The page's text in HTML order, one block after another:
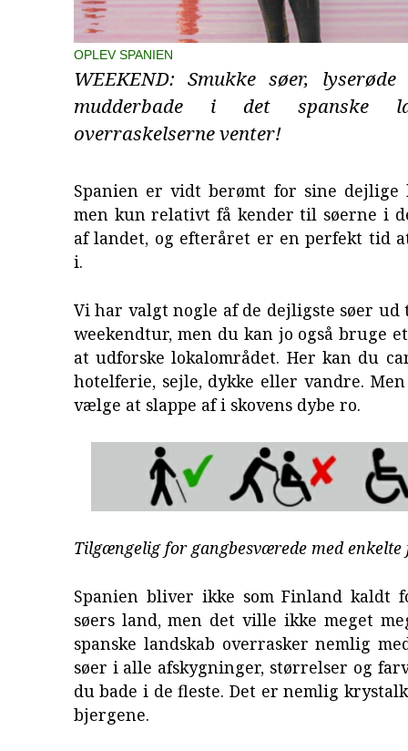
OPLEV SPANIEN
WEEKEND: Smukke søer,
mudderbade i det spanske
overraskelserne venter!
Spanien er vidt berømt for sine dejlige
men kun relativt få kender til søerne i
af landet, og efteråret er en perfekt tid
i.
Vi har valgt nogle af de dejligste søer
weekendtur, men du kan jo også bruge
at udforske lokalområdet. Her kan du
hotelferie, sejle, dykke eller vandre.
vælge at slappe af i skovens dybe ro.
Tilgængelig for gangbesværede med enkelte
Spanien bliver ikke som Finland kaldt
søers land, men det ville ikke meget
spanske landskab overrasker nemlig
søer i alle afskygninger, størrelser og
du bade i de fleste. Det er nemlig
bjergene.